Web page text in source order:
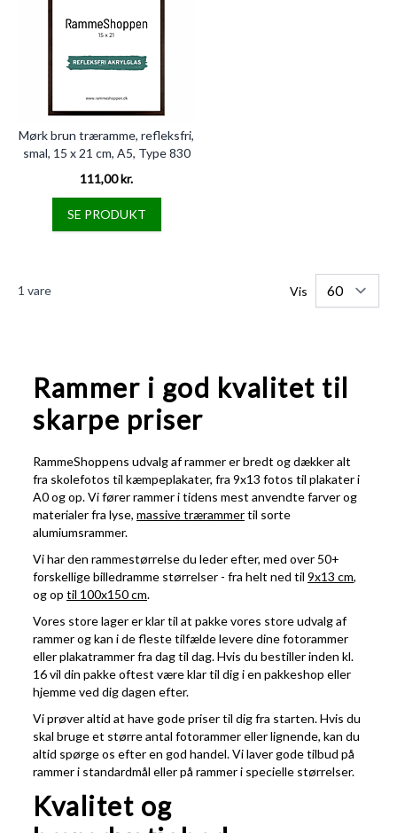
Mørk brun træramme, refleksfri,
smal, 15 x 21 cm, A5, Type 830
111,00 kr.
SE PRODUKT
1 vare Vis
Rammer i god kvalitet til
skarpe priser
RammeShoppens udvalg af rammer er bredt og dækker alt
fra skolefotos til kæmpeplakater, fra 9x13 fotos til plakater i
A0 og op. Vi fører rammer i tidens mest anvendte farver og
materialer fra lyse, massive trærammertil sorte
alumiumsrammer.
Vi har den rammestørrelse du leder efter, med over 50+
forskellige billedramme størrelser - fra helt ned til 9x13 cm,
og op til 100x150 cm.
Vores store lager er klar til at pakke vores store udvalg af
rammer og kan i de fleste tilfælde levere dine fotorammer
eller plakatrammer fra dag til dag. Hvis du bestiller inden kl.
16 vil din pakke oftest være klar til dig i en pakkeshop eller
hjemme ved dig dagen efter.
Vi prøver altid at have gode priser til dig fra starten. Hvis du
skal bruge et større antal fotorammer eller lignende, kan du
altid spørge os efter en god handel. Vi laver gode tilbud på
rammer i standardmål eller på rammer i specielle størrelser.
Kvalitet og